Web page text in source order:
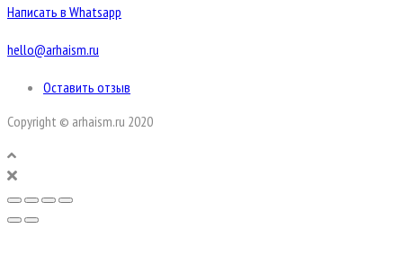
Написать в Whatsapp
hello@arhaism.ru
Оставить отзыв
Copyright © arhaism.ru 2020